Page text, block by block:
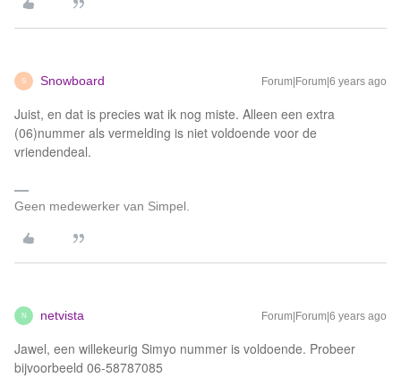
S Snowboard Forum|Forum|6 years ago
Juist, en dat is precies wat ik nog miste. Alleen een extra
(06)nummer als vermelding is niet voldoende voor de
vriendendeal.
Geen medewerker van Simpel.
N netvista Forum|Forum|6 years ago
Jawel, een willekeurig Simyo nummer is voldoende. Probeer
bijvoorbeeld 06-58787085